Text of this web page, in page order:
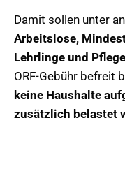
Damit sollen unter
Arbeitslose,
Lehrlinge und
ORF-Gebühr befreit
keine Haushalte
zusätzlich belastet